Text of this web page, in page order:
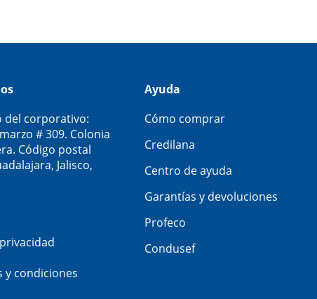
del corporativo:
# 309. Colonia
Código postal
Jalisco,
y condiciones
Ayuda
Cómo comprar
Credilana
Centro de ayuda
Garantías y devoluciones
Profeco
Condusef